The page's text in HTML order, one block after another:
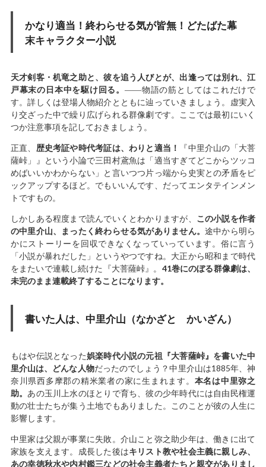
かなり適当！終わらせる気が皆無！どたばた幕
末キャラクター小説
天才剣客・机竜之助と、彼を追う人びとが、出逢っては別れ、江
戸幕末の日本中を駆け回る。 ――物語の筋としてはこれだけで
す。詳しくは登場人物紹介とともに辿っていきましょう。虚実入
り交ざった中で繰り広げられる群像劇です。ここでは最初にいく
つか注意事項を記しておきましょう。
正直、 歴史考証や時代考証は、わりと適当！
『中里介山の「大菩
薩峠」』という小論で三田村鳶魚は「適当すぎてどこからツッコ
めばいいかわからない」と言いつつ片っ端から史実との矛盾をピ
ックアップするほど。でもいいんです、だってエンタテインメン
トですもの。
しかしある程度まで読んでいくとわかりますが、 この小説を作者
の中里介山、まったく終わらせる気がありません。 途中から明ら
かにストーリーを回収できなくなっていっています。俗に言う
「小説が暴れだした」というやつですね。大正から昭和まで時代
をまたいで連載し続けた『大菩薩峠』。 41巻にのぼる群像劇は、
未完のまま連載終了することになります。
書いた人は、中里介山（なかざと かいざん）
もはや伝説となった娯楽時代小説の元祖『大菩薩峠』を書いた中
里介山は、どんな人物だったのでしょう？中里介山は1885年、神
奈川県西多摩郡の精米業者の家に生まれます。 本名は中里弥之
助。 あの玉川上水のほとりで育ち、彼の少年時代には自由民権運
動の壮士たちが集う土地でもありました。このことが彼の人生に
影響します。
中里家は父親が事業に失敗。介山こと弥之助少年は、働きに出て
家族を支えます。成長した後はキリスト教や社会主義に親しみ、
あの幸徳秋水や内村鑑三などの社会主義者たちと親交がありまし